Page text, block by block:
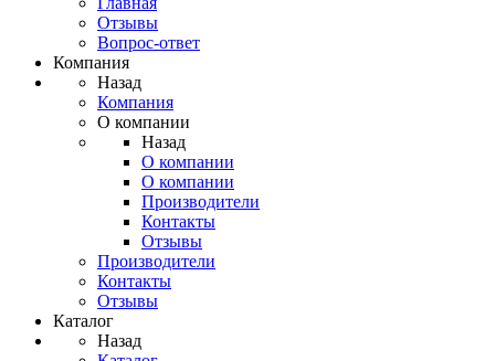
Отзывы
Вопрос-ответ
Компания
Назад
Компания
О компании
Назад
О компании
О компании
Производители
Контакты
Отзывы
Производители
Контакты
Отзывы
Каталог
Назад